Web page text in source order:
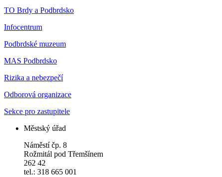
TO Brdy a Podbrdsko
Infocentrum
Podbrdské muzeum
MAS Podbrdsko
Rizika a nebezpečí
Odborová organizace
Sekce pro zastupitele
Městský úřad
Náměstí čp. 8
Rožmitál pod Třemšínem
262 42
tel.: 318 665 001